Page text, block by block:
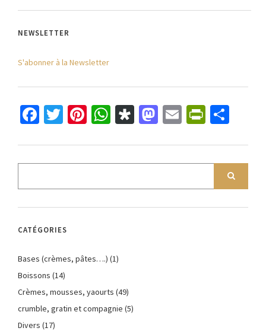
NEWSLETTER
S'abonner à la Newsletter
Facebook
Twitter
Pinterest
WhatsApp
Diaspora
Mastodon
Email
CATÉGORIES
Bases (crèmes, pâtes….) (1)
Boissons (14)
Crèmes, mousses, yaourts (49)
crumble, gratin et compagnie (5)
Divers (17)